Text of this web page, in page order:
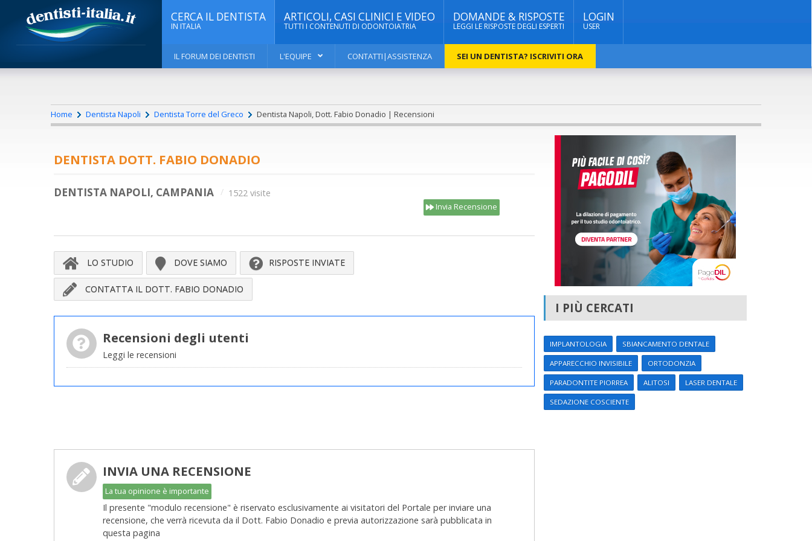
CERCA IL DENTISTA
IN ITALIA
ARTICOLI, CASI CLINICI E VIDEO
TUTTI I CONTENUTI DI ODONTOIATRIA
DOMANDE & RISPOSTE
LEGGI LE RISPOSTE DEGLI ESPERTI
LOGIN
USER
IL FORUM DEI DENTISTI L'EQUIPE CONTATTI|ASSISTENZA SEI UN DENTISTA? ISCRIVITI ORA
Home Dentista Napoli Dentista Torre del Greco Dentista Napoli, Dott. Fabio Donadio | Recensioni
DENTISTA DOTT. FABIO DONADIO
DENTISTA NAPOLI, CAMPANIA 1522 visite
Invia Recensione
LO STUDIO DOVE SIAMO RISPOSTE INVIATE
CONTATTA IL DOTT. FABIO DONADIO
Recensioni degli utenti
Leggi le recensioni
I PIÙ CERCATI
IMPLANTOLOGIA SBIANCAMENTO DENTALE
APPARECCHIO INVISIBILE ORTODONZIA
PARADONTITE PIORREA ALITOSI LASER DENTALE
SEDAZIONE COSCIENTE
INVIA UNA RECENSIONE
La tua opinione è importante
Il presente "modulo recensione" è riservato esclusivamente ai visitatori del Portale per inviare una
recensione, che verrà ricevuta da il Dott. Fabio Donadio e previa autorizzazione sarà pubblicata in
questa pagina